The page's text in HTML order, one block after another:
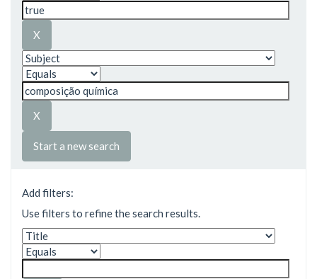
Start a new search
Add filters:
Use filters to refine the search results.